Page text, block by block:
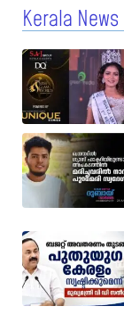
Kerala News